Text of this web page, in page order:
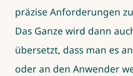
präzise Anforderungen
Das Ganze wird dann
übersetzt, dass man es
oder an den Anwender